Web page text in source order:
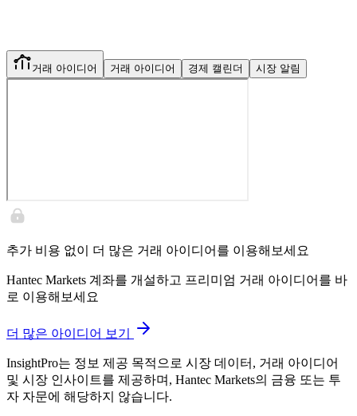
거래 아이디어 거래 아이디어 경제 캘린더 시장 알림
추가 비용 없이 더 많은 거래 아이디어를 이용해보세요
Hantec Markets 계좌를 개설하고 프리미엄 거래 아이디어를 바
로 이용해보세요
더 많은 아이디어 보기
InsightPro는 정보 제공 목적으로 시장 데이터, 거래 아이디어
및 시장 인사이트를 제공하며, Hantec Markets의 금융 또는 투
자 자문에 해당하지 않습니다.